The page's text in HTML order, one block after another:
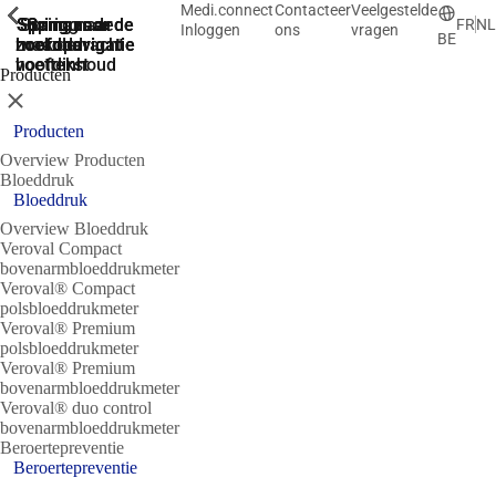
Ga naar de
zoekopdracht
Spring naar de
hoofdnavigatie
Spring naar de
hoofdnavigatie
Spring naar
de
hoofdinhoud
Spring
naar de
voettekst
Medi.connect
Inloggen
Contacteer
ons
Veelgestelde
vragen
BE
FRNL
Producten
ShowPrevious
Sluit
Producten
Overview Producten
Bloeddruk
ShowPrevious
Bloeddruk
Overview Bloeddruk
Veroval Compact
bovenarmbloeddrukmeter
Veroval® Compact
polsbloeddrukmeter
Veroval® Premium
polsbloeddrukmeter
Veroval® Premium
bovenarmbloeddrukmeter
Veroval® duo control
bovenarmbloeddrukmeter
Beroertepreventie
ShowPrevious
Beroertepreventie
ShowPrevious
ShowPrevious
ShowPrevious
ShowPrevious
ShowPrevious